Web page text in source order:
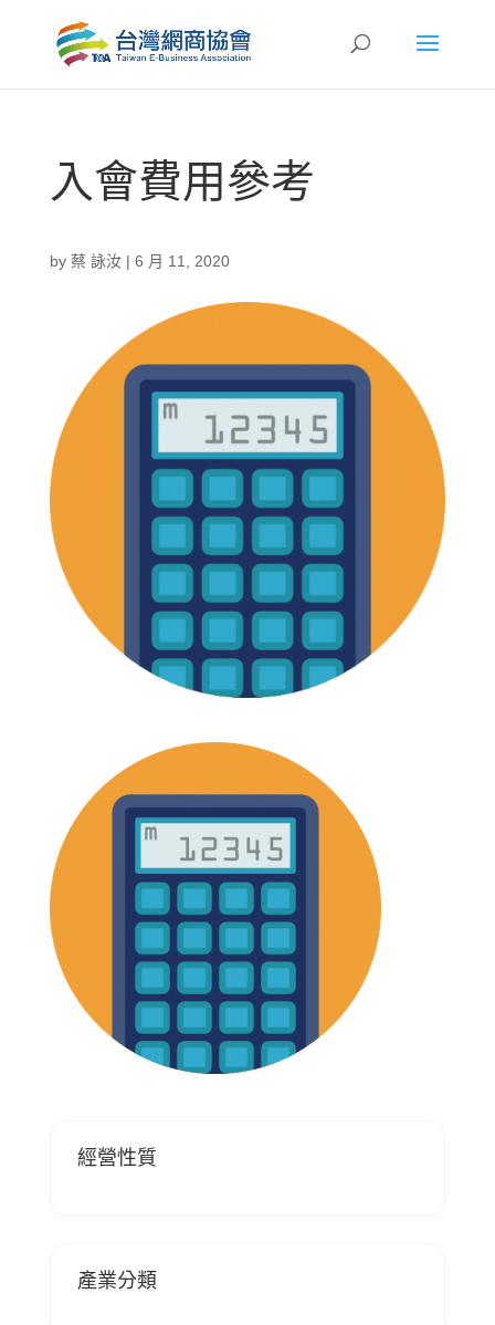
入會費用參考
by 蔡 詠汝| 6 月 11, 2020
經營性質
產業分類